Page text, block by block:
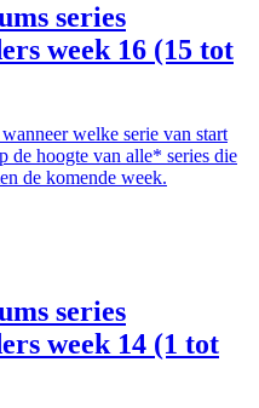
series
week 16 (15 tot
welke serie van start
de hoogte van alle* series die
de komende week.
series
week 14 (1 tot